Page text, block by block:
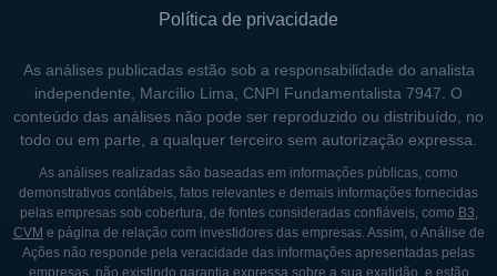
O modelo de negócio da WhiteHorse
Finance é estruturado em torno de um fundo
que investe em títulos de dívida de
empresas. A empresa geralmente opera
como um "business development company"
(BDC), uma estrutura que permite que
investidores institucionais e indivíduos se
Política de privacidade
As análises publicadas estão sob a responsabilidade do analista
independente, Marcílio Lima, CNPI Fundamentalista 7947. O
conteúdo das análises não pode ser reproduzido ou distribuído, no
todo ou em parte, a qualquer terceiro sem autorização expressa.
As análises realizadas são baseadas em informações públicas, como
demonstrativos contábeis, fatos relevantes e demais informações fornecidas
pelas empresas sob cobertura, de fontes consideradas confiáveis, como B3,
CVM e página de relação com investidores das empresas. Assim, o Análise de
Ações não responde pela veracidade das informações apresentadas pelas
empresas, não existindo garantia expressa sobre a sua exatidão, e estão